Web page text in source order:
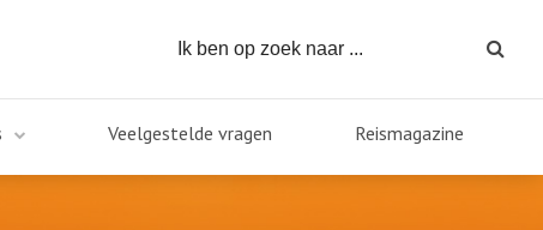
Veelgestelde vragen Reismagazine